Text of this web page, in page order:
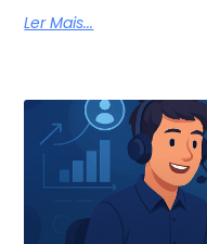
Ler Mais...